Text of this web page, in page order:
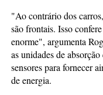
"Ao contrário dos
são frontais. Isso
enorme", argumenta
as unidades de
sensores para fornecer
de energia.